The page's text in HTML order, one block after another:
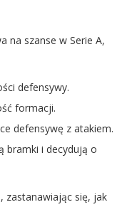
na szanse w Serie A,
defensywy.
formacji.
defensywę z atakiem.
bramki i decydują o
zastanawiając się, jak